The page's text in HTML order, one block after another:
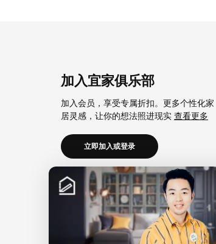
加入宜家俱乐部
加入会员，享受专属折扣。更多个性化家
居灵感，让你的想法照进现实 查看更多
立即加入或登录
加入宜家企业会员
加入企业会员，享受会员6大权益以及专属
折扣。助力中小微企业共同成长。查看更